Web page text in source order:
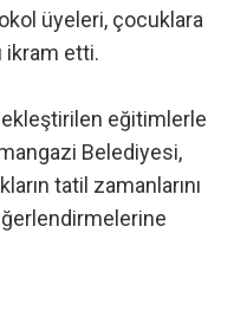
üyeleri, çocuklara
ikram etti.
eğitimlerle
Belediyesi,
tatil zamanlarını